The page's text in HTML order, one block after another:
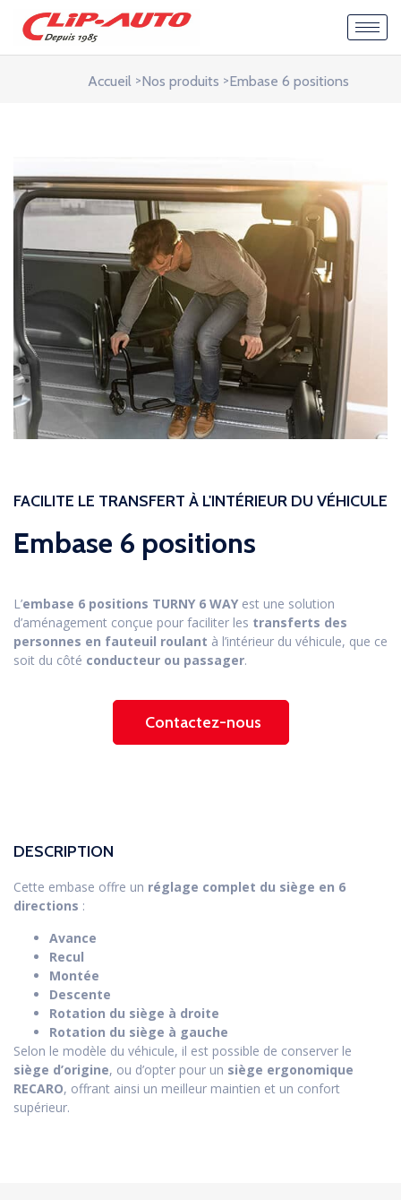
Accueil >Nos produits >Embase 6 positions
FACILITE LE TRANSFERT À L'INTÉRIEUR DU VÉHICULE
Embase 6 positions
L’embase 6 positions TURNY 6 WAY est une solution
d’aménagement conçue pour faciliter les transferts des
personnes en fauteuil roulant à l’intérieur du véhicule, que ce
soit du côté conducteur ou passager.
Contactez-nous
DESCRIPTION
Cette embase offre un réglage complet du siège en 6
directions :
Avance
Recul
Montée
Descente
Rotation du siège à droite
Rotation du siège à gauche
Selon le modèle du véhicule, il est possible de conserver le
siège d’origine, ou d’opter pour un siège ergonomique
RECARO, offrant ainsi un meilleur maintien et un confort
supérieur.